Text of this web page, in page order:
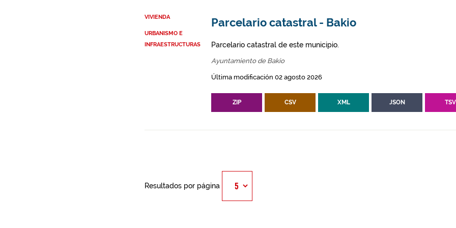
VIVIENDA
URBANISMO E
INFRAESTRUCTURAS
Parcelario catastral - Bakio
Parcelario catastral de este municipio.
Ayuntamiento de Bakio
Última modificación 02 agosto 2026
ZIP CSV XML JSON TSV
Resultados por página